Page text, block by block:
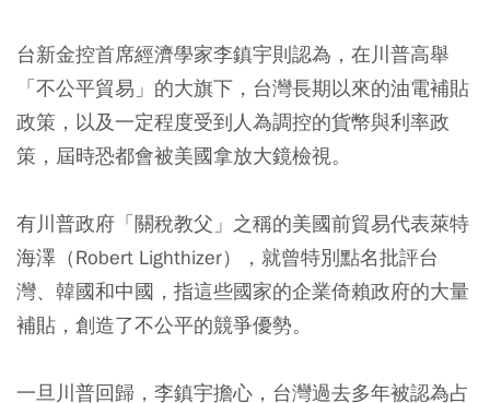
台新金控首席經濟學家李鎮宇則認為，在川普高舉
「不公平貿易」的大旗下，台灣長期以來的油電補貼
政策，以及一定程度受到人為調控的貨幣與利率政
策，屆時恐都會被美國拿放大鏡檢視。
有川普政府「關稅教父」之稱的美國前貿易代表萊特
海澤（Robert Lighthizer），就曾特別點名批評台
灣、韓國和中國，指這些國家的企業倚賴政府的大量
補貼，創造了不公平的競爭優勢。
一旦川普回歸，李鎮宇擔心，台灣過去多年被認為占